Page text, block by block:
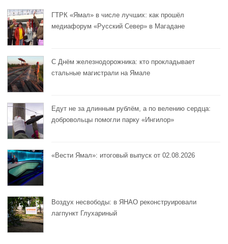
ГТРК «Ямал» в числе лучших: как прошёл
медиафорум «Русский Север» в Магадане
С Днём железнодорожника: кто прокладывает
стальные магистрали на Ямале
Едут не за длинным рублём, а по велению сердца:
добровольцы помогли парку «Ингилор»
«Вести Ямал»: итоговый выпуск от 02.08.2026
Воздух несвободы: в ЯНАО реконструировали
лагпункт Глухариный